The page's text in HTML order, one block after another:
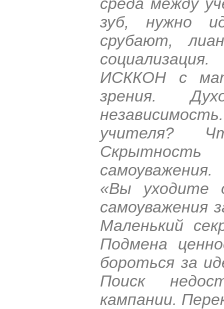
зуб, нужно
срубают,
ИСККОН с
зрения.
учителя?
«Вы уходите
самоуважения
Маленький
Подмена
бороться за
Поиск
кампании.